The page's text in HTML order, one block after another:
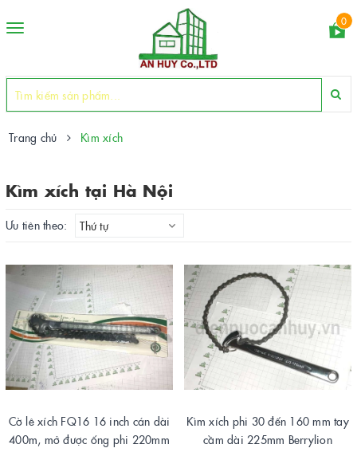
Toggle
0
Trang chủ Kìm xích
Kìm xích tại Hà Nội
Ưu tiên theo: Thứ tự
Cờ lê xích FQ16 16 inch cán dài
400m, mở được ống phi 220mm
Kìm xích phi 30 đến 160 mm tay
cầm dài 225mm Berrylion